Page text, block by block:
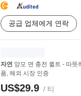
공급 업체에게 연락
자연 양모 면 충전 퀼트 - 따뜻
품, 해외 시장 인증
US$29.9 / 티